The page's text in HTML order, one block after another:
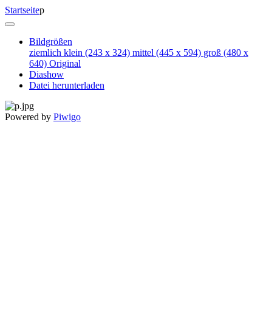
Startseitep
Bildgrößen
ziemlich klein (243 x 324) mittel (445 x 594) groß (480 x
640) Original
Diashow
Datei herunterladen
Powered by Piwigo